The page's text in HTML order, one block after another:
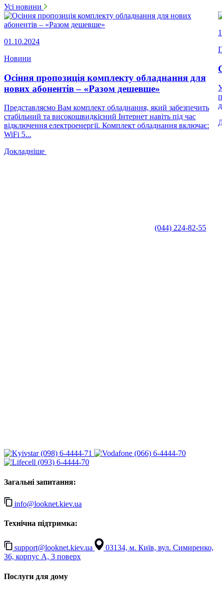
Усі новини
01.10.2024
Новини
Осіння пропозиція комплекту обладнання для
нових абонентів – «Разом дешевше»
Представляємо Вам комплект обладнання, який забезпечить
стабільний та високошвидкісний Інтернет навіть під час
відключення електроенергії. Комплект обладнання включає:
WiFi 5...
Докладніше
(044) 224-82-55
(098) 6-4444-71
(066) 6-4444-70
(093) 6-4444-70
Загальні запитання:
info@looknet.kiev.ua
Технічна підтримка:
support@looknet.kiev.ua
03134, м. Київ, вул. Симиренко,
36, корпус А, 3 поверх
Послуги для дому